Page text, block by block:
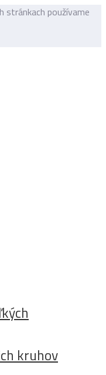
stránkach používame
kruhov